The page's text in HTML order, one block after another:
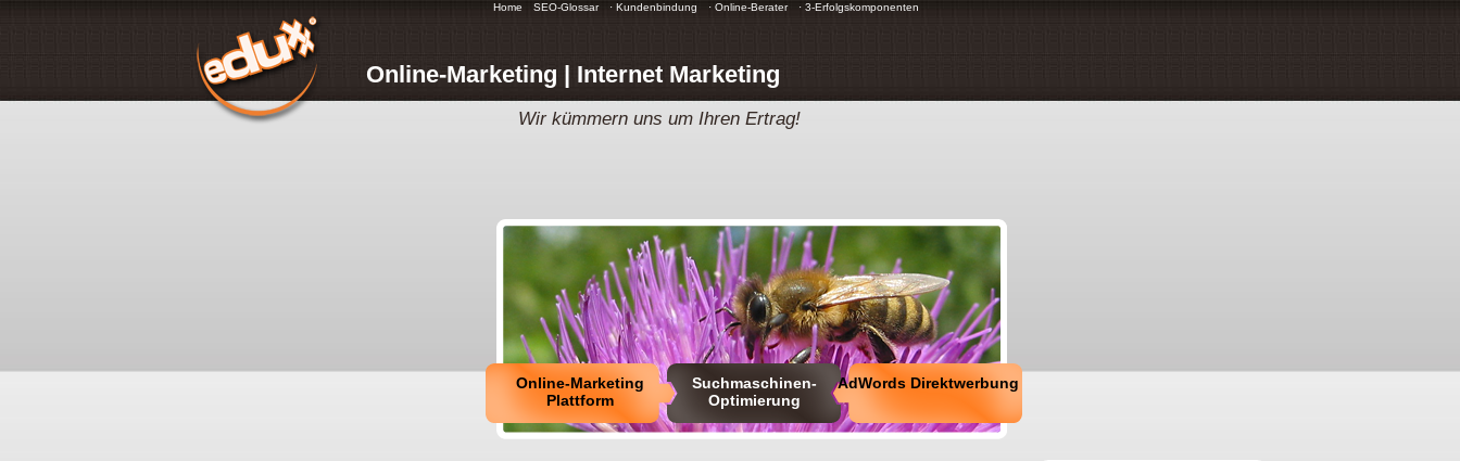
Online-Marketing | Internet Marketing
Wir kümmern uns um Ihren Ertrag!
Online-Marketing
Plattform
Suchmaschinen-
Optimierung
AdWords Direktwerbung
Home SEO-Glossar · Kundenbindung · Online-Berater · 3-Erfolgskomponenten